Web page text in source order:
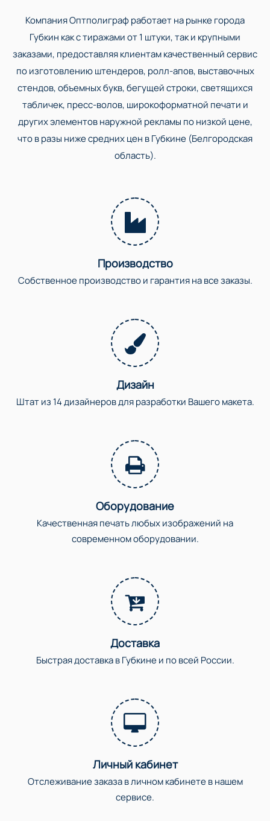
Компания Оптполиграф работает на рынке города
Губкин как с тиражами от 1 штуки, так и крупными
заказами, предоставляя клиентам качественный сервис
по изготовлению штендеров, ролл-апов, выставочных
стендов, объемных букв, бегущей строки, светящихся
табличек, пресс-волов, широкоформатной печати и
других элементов наружной рекламы по низкой цене,
что в разы ниже средних цен в Губкине (Белгородская
область).
Производство
Собственное производство и гарантия на все заказы.
Дизайн
Штат из 14 дизайнеров для разработки Вашего макета.
Оборудование
Качественная печать любых изображений на
современном оборудовании.
Доставка
Быстрая доставка в Губкине и по всей России.
Личный кабинет
Отслеживание заказа в личном кабинете в нашем
сервисе.